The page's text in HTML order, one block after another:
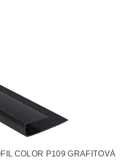
COLOR P109 GRAFITOVÁ